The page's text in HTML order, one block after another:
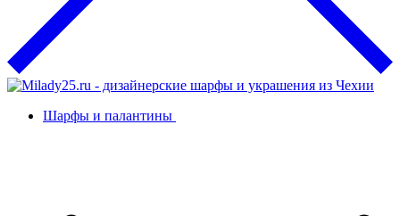
Шарфы и палантины